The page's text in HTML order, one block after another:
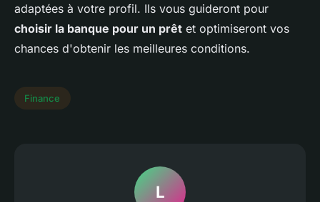
adaptées à votre profil. Ils vous guideront pour
choisir la banque pour un prêt et optimiseront vos
chances d'obtenir les meilleures conditions.
Finance
L